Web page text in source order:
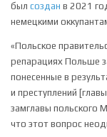
был создан в 2021
немецкими
«Польское
репарациях Польше
понесенные в
и преступлений
замглавы польского
что этот вопрос